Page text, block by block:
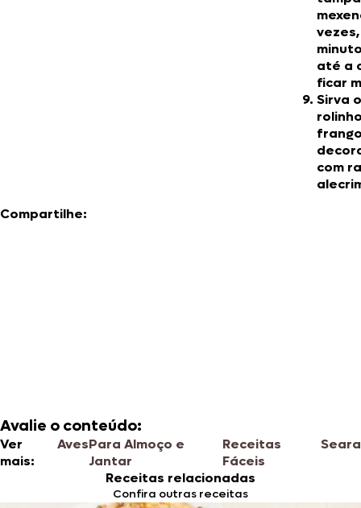
até a
ficar
Sirva
com
Compartilhe:
Avalie o conteúdo:
Ver
mais:
AvesPara Almoço e
Jantar
Receitas
Fáceis
Seara
Receitas relacionadas
Confira outras receitas